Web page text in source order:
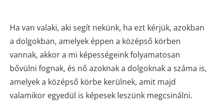
Ha van valaki, aki segít nekünk, ha ezt kérjük, azokban
a dolgokban, amelyek éppen a középső körben
vannak, akkor a mi képességeink folyamatosan
bővülni fognak, és nő azoknak a dolgoknak a száma is,
amelyek a középső körbe kerülnek, amit majd
valamikor egyedül is képesek leszünk megcsinálni.